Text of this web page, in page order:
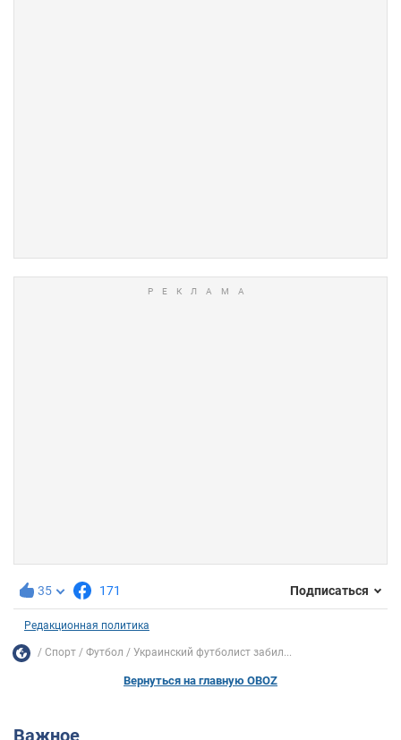
35 171 Подписаться
Редакционная политика
Спорт Футбол Украинский футболист забил...
Вернуться на главную OBOZ
Важное